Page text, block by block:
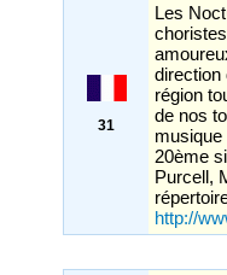
31
Les
direction
région
de nos
20ème
Purcell,
http://